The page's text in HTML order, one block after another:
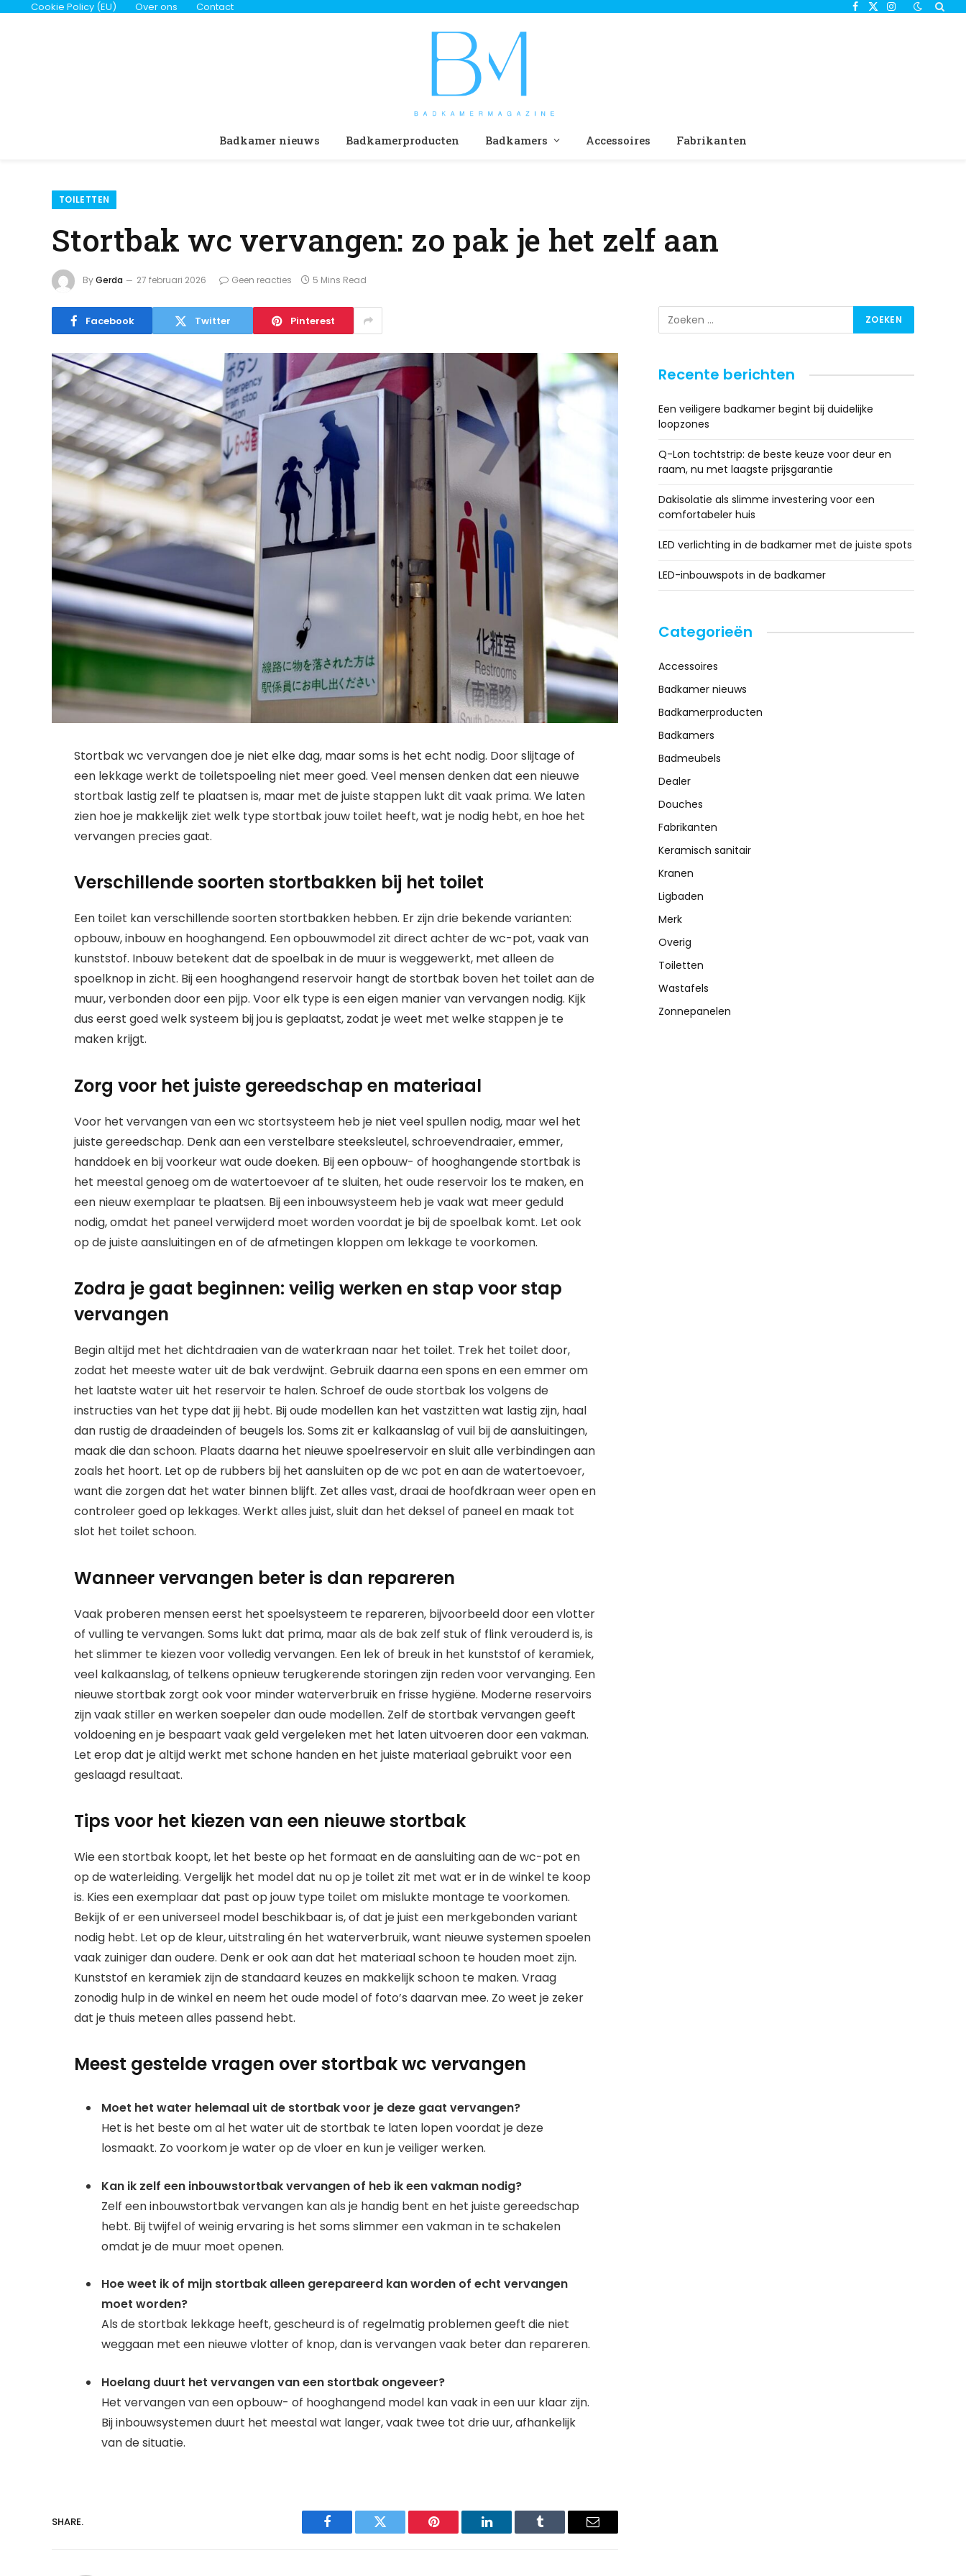
Cookie Policy (EU) Over ons Contact Facebook
X
Instagram
Badkamer nieuws Badkamerproducten Badkamers Accessoires Fabrikanten
TOILETTEN
Stortbak wc vervangen: zo pak je het zelf aan
ByGerda 27 februari 2026 Geen reacties 5 Mins Read
Facebook Twitter Pinterest
Stortbak wc vervangen doe je niet elke dag, maar soms is het echt nodig. Door slijtage of
een lekkage werkt de toiletspoeling niet meer goed. Veel mensen denken dat een nieuwe
stortbak lastig zelf te plaatsen is, maar met de juiste stappen lukt dit vaak prima. We laten
zien hoe je makkelijk ziet welk type stortbak jouw toilet heeft, wat je nodig hebt, en hoe het
vervangen precies gaat.
Verschillende soorten stortbakken bij het toilet
Een toilet kan verschillende soorten stortbakken hebben. Er zijn drie bekende varianten:
opbouw, inbouw en hooghangend. Een opbouwmodel zit direct achter de wc-pot, vaak van
kunststof. Inbouw betekent dat de spoelbak in de muur is weggewerkt, met alleen de
spoelknop in zicht. Bij een hooghangend reservoir hangt de stortbak boven het toilet aan de
muur, verbonden door een pijp. Voor elk type is een eigen manier van vervangen nodig. Kijk
dus eerst goed welk systeem bij jou is geplaatst, zodat je weet met welke stappen je te
maken krijgt.
Zorg voor het juiste gereedschap en materiaal
Voor het vervangen van een wc stortsysteem heb je niet veel spullen nodig, maar wel het
juiste gereedschap. Denk aan een verstelbare steeksleutel, schroevendraaier, emmer,
handdoek en bij voorkeur wat oude doeken. Bij een opbouw- of hooghangende stortbak is
het meestal genoeg om de watertoevoer af te sluiten, het oude reservoir los te maken, en
een nieuw exemplaar te plaatsen. Bij een inbouwsysteem heb je vaak wat meer geduld
nodig, omdat het paneel verwijderd moet worden voordat je bij de spoelbak komt. Let ook
op de juiste aansluitingen en of de afmetingen kloppen om lekkage te voorkomen.
Zodra je gaat beginnen: veilig werken en stap voor stap
vervangen
Begin altijd met het dichtdraaien van de waterkraan naar het toilet. Trek het toilet door,
zodat het meeste water uit de bak verdwijnt. Gebruik daarna een spons en een emmer om
het laatste water uit het reservoir te halen. Schroef de oude stortbak los volgens de
instructies van het type dat jij hebt. Bij oude modellen kan het vastzitten wat lastig zijn, haal
dan rustig de draadeinden of beugels los. Soms zit er kalkaanslag of vuil bij de aansluitingen,
maak die dan schoon. Plaats daarna het nieuwe spoelreservoir en sluit alle verbindingen aan
zoals het hoort. Let op de rubbers bij het aansluiten op de wc pot en aan de watertoevoer,
want die zorgen dat het water binnen blijft. Zet alles vast, draai de hoofdkraan weer open en
controleer goed op lekkages. Werkt alles juist, sluit dan het deksel of paneel en maak tot
slot het toilet schoon.
Wanneer vervangen beter is dan repareren
Vaak proberen mensen eerst het spoelsysteem te repareren, bijvoorbeeld door een vlotter
of vulling te vervangen. Soms lukt dat prima, maar als de bak zelf stuk of flink verouderd is, is
het slimmer te kiezen voor volledig vervangen. Een lek of breuk in het kunststof of keramiek,
veel kalkaanslag, of telkens opnieuw terugkerende storingen zijn reden voor vervanging. Een
nieuwe stortbak zorgt ook voor minder waterverbruik en frisse hygiëne. Moderne reservoirs
zijn vaak stiller en werken soepeler dan oude modellen. Zelf de stortbak vervangen geeft
voldoening en je bespaart vaak geld vergeleken met het laten uitvoeren door een vakman.
Let erop dat je altijd werkt met schone handen en het juiste materiaal gebruikt voor een
geslaagd resultaat.
Tips voor het kiezen van een nieuwe stortbak
Wie een stortbak koopt, let het beste op het formaat en de aansluiting aan de wc-pot en
op de waterleiding. Vergelijk het model dat nu op je toilet zit met wat er in de winkel te koop
is. Kies een exemplaar dat past op jouw type toilet om mislukte montage te voorkomen.
Bekijk of er een universeel model beschikbaar is, of dat je juist een merkgebonden variant
nodig hebt. Let op de kleur, uitstraling én het waterverbruik, want nieuwe systemen spoelen
vaak zuiniger dan oudere. Denk er ook aan dat het materiaal schoon te houden moet zijn.
Kunststof en keramiek zijn de standaard keuzes en makkelijk schoon te maken. Vraag
zonodig hulp in de winkel en neem het oude model of foto’s daarvan mee. Zo weet je zeker
dat je thuis meteen alles passend hebt.
Meest gestelde vragen over stortbak wc vervangen
Moet het water helemaal uit de stortbak voor je deze gaat vervangen?
Het is het beste om al het water uit de stortbak te laten lopen voordat je deze
losmaakt. Zo voorkom je water op de vloer en kun je veiliger werken.
Kan ik zelf een inbouwstortbak vervangen of heb ik een vakman nodig?
Zelf een inbouwstortbak vervangen kan als je handig bent en het juiste gereedschap
hebt. Bij twijfel of weinig ervaring is het soms slimmer een vakman in te schakelen
omdat je de muur moet openen.
Hoe weet ik of mijn stortbak alleen gerepareerd kan worden of echt vervangen
moet worden?
Als de stortbak lekkage heeft, gescheurd is of regelmatig problemen geeft die niet
weggaan met een nieuwe vlotter of knop, dan is vervangen vaak beter dan repareren.
Hoelang duurt het vervangen van een stortbak ongeveer?
Het vervangen van een opbouw- of hooghangend model kan vaak in een uur klaar zijn.
Bij inbouwsystemen duurt het meestal wat langer, vaak twee tot drie uur, afhankelijk
van de situatie.
SHARE.
Facebook Twitter Pinterest LinkedIn Tumblr Email
Recente berichten
Een veiligere badkamer begint bij duidelijke
loopzones
Q-Lon tochtstrip: de beste keuze voor deur en
raam, nu met laagste prijsgarantie
Dakisolatie als slimme investering voor een
comfortabeler huis
LED verlichting in de badkamer met de juiste spots
LED-inbouwspots in de badkamer
Categorieën
Accessoires
Badkamer nieuws
Badkamerproducten
Badkamers
Badmeubels
Dealer
Douches
Fabrikanten
Keramisch sanitair
Kranen
Ligbaden
Merk
Overig
Toiletten
Wastafels
Zonnepanelen